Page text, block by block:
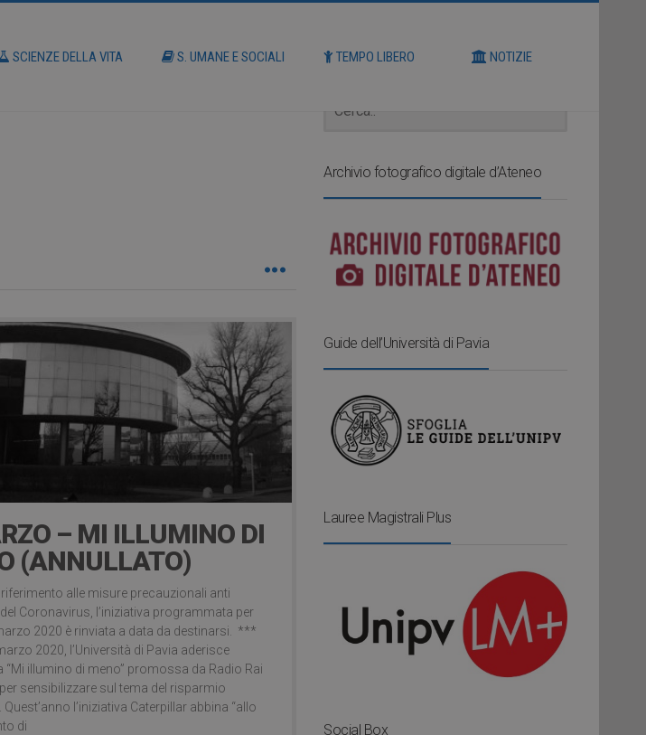
SCIENZE DELLA VITA S. UMANE E SOCIALI TEMPO LIBERO NOTIZIE
– MI ILLUMINO DI
(ANNULLATO)
riferimento alle misure precauzionali anti
Coronavirus, l’iniziativa programmata per
2020 è rinviata a data da destinarsi. ***
2020, l’Università di Pavia aderisce
“Mi illumino di meno” promossa da Radio Rai
sensibilizzare sul tema del risparmio
Quest’anno l’iniziativa Caterpillar abbina “allo
di
Archivio fotografico digitale d’Ateneo
Guide dell’Università di Pavia
Lauree Magistrali Plus
Social Box